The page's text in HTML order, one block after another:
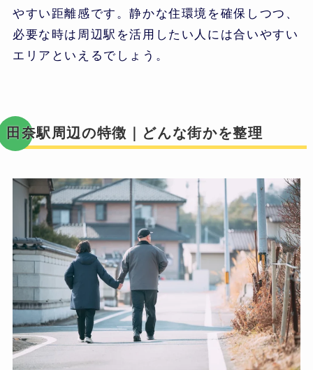
やすい距離感です。静かな住環境を確保しつつ、
必要な時は周辺駅を活用したい人には合いやすい
エリアといえるでしょう。
田奈駅周辺の特徴｜どんな街かを整理